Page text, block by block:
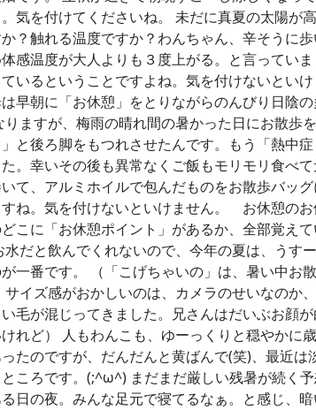
気を付けてくださいね。 未だに真夏の太陽
？触れる温度ですか？わんちゃん、辛そうに
感温度が大人よりも３度上がる。と言ってい
いるということですよね。気を付けないとい
早朝に「お休憩」をとりながらのんびり日陰
ますが、梅雨の晴れ間の暑かった日にお散歩
と後ろ脚をもつれさせたんです。もう「熱中
。幸いその後も異常なくご飯もモリモリ食べ
て、アルミホイルで包んだものをお散歩バッ
ね。気を付けないといけません。
お休憩の
こに「お休憩ポイント」があるか、全部覚
だと飲んでくれないので、今年の夏は、うす
一番です。 （「こげちゃいの」は、暑い中
イズ感がおかしいのは、カメラのせいなのか
毛が混じってきました。兄さんはだいぶお顔
けれど） 人もわんこも、ゆーっくりと穏やか
たのですが、だんだんと黄ばんで(笑)、最近
ころです。(;^ω^) まだまだ厳しい残暑が続く
日の夜。みんな足元で寝てるなぁ。と感じ、